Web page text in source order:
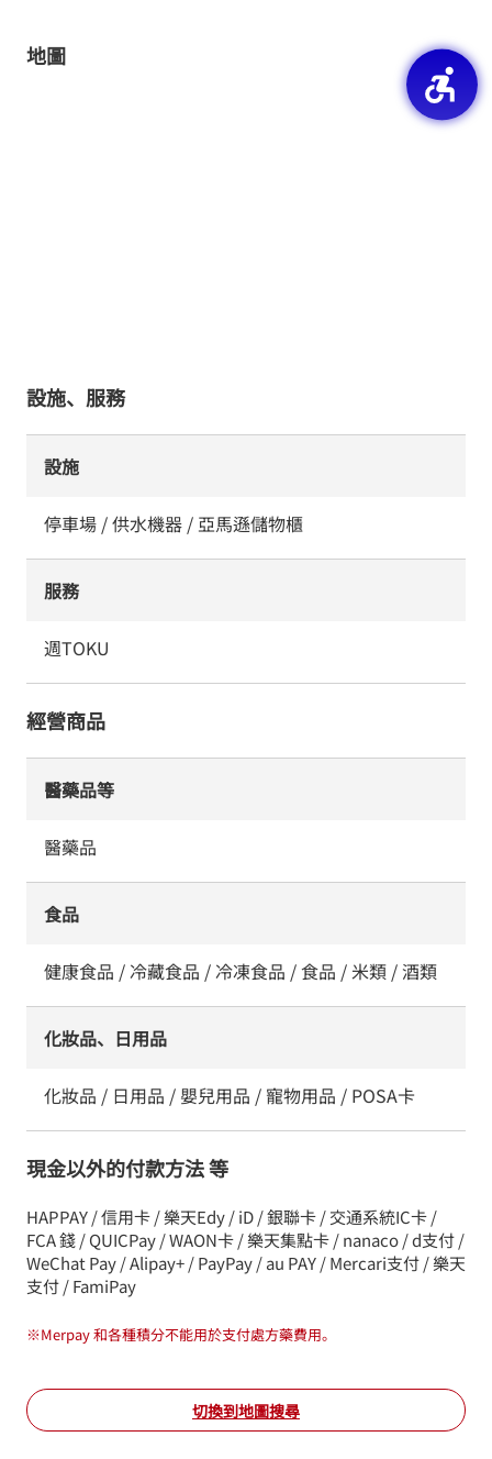
地圖
設施、服務
設施
停車場 / 供水機器 / 亞馬遜儲物櫃
服務
週TOKU
經營商品
醫藥品等
醫藥品
食品
健康食品 / 冷藏食品 / 冷凍食品 / 食品 / 米類 / 酒類
化妝品、日用品
化妝品 / 日用品 / 嬰兒用品 / 寵物用品 / POSA卡
現金以外的付款方法 等
HAPPAY / 信用卡 / 樂天Edy / iD / 銀聯卡 / 交通系統IC卡 /
FCA 錢 / QUICPay / WAON卡 / 樂天集點卡 / nanaco / d支付 /
WeChat Pay / Alipay+ / PayPay / au PAY / Mercari支付 / 樂天
支付 / FamiPay
※Merpay 和各種積分不能用於支付處方藥費用。
切換到地圖搜尋